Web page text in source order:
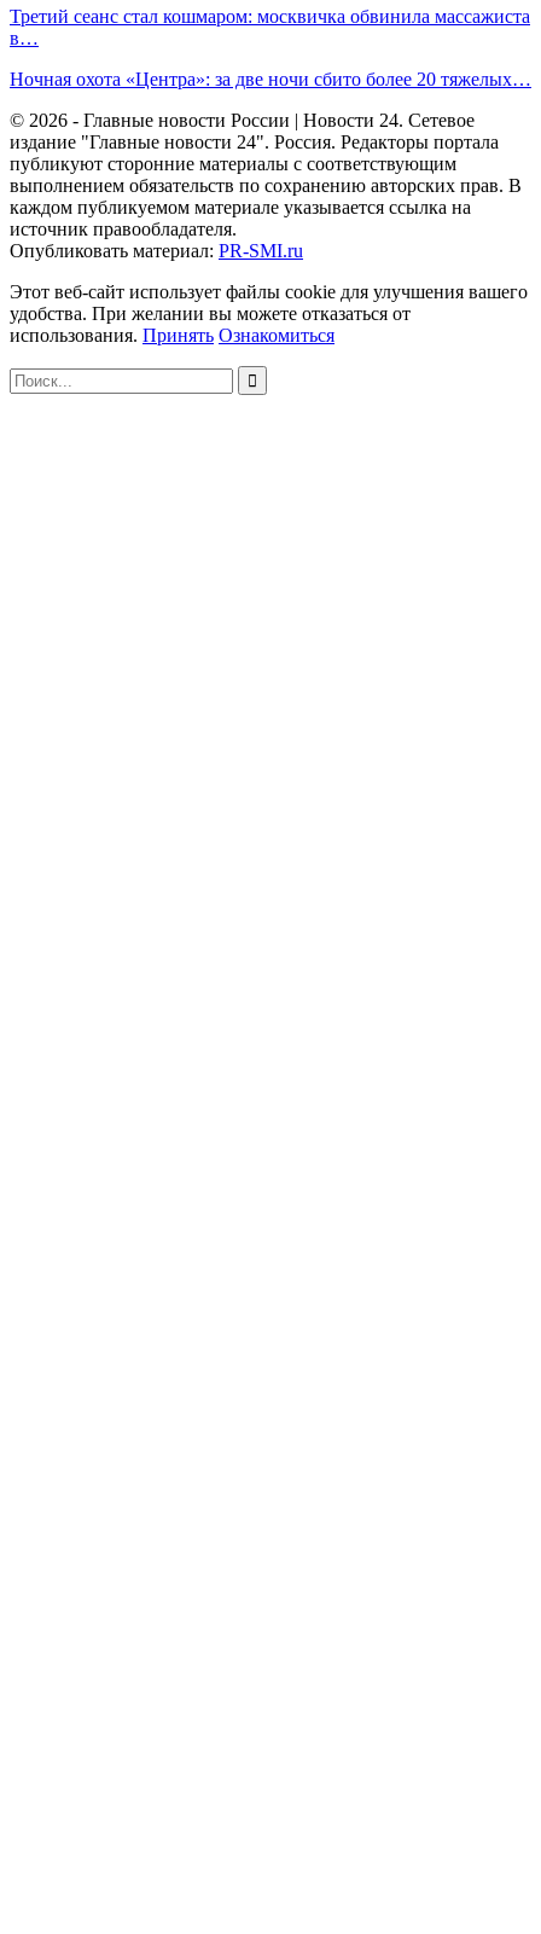
Третий сеанс стал кошмаром: москвичка обвинила массажиста
в…
Ночная охота «Центра»: за две ночи сбито более 20 тяжелых…
© 2026 - Главные новости России | Новости 24. Сетевое
издание "Главные новости 24". Россия. Редакторы портала
публикуют сторонние материалы с соответствующим
выполнением обязательств по сохранению авторских прав. В
каждом публикуемом материале указывается ссылка на
источник правообладателя.
Опубликовать материал: PR-SMI.ru
Этот веб-сайт использует файлы cookie для улучшения вашего
удобства. При желании вы можете отказаться от
использования. Принять Ознакомиться